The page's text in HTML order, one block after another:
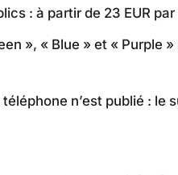
: à partir de 23 EUR
», « Blue » et « Purple
n’est publié : le